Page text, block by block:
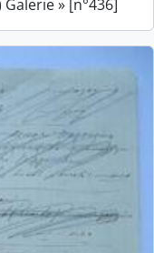
Galerie » [n°436]